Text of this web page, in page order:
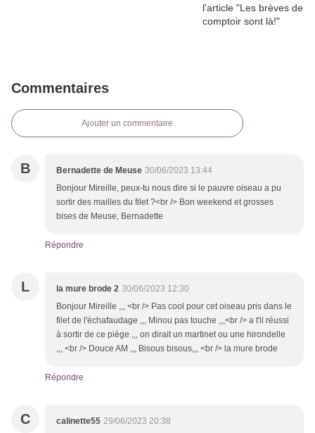
Commentaires
Ajouter un commentaire
B Bernadette de Meuse 30/06/2023 13:44
Bonjour Mireille, peux-tu nous dire si le pauvre oiseau a pu
sortir des mailles du filet ?<br /> Bon weekend et grosses
bises de Meuse, Bernadette
Répondre
L la mure brode 2 30/06/2023 12:30
Bonjour Mireille ,,, <br /> Pas cool pour cet oiseau pris dans le
filet de l'échafaudage ,,, Minou pas touche ,,,<br /> a t'il réussi
à sortir de ce piège ,,, on dirait un martinet ou une hirondelle
,,, <br /> Douce AM ,,, Bisous bisous,,, <br /> la mure brode
Répondre
C calinette55 29/06/2023 20:38